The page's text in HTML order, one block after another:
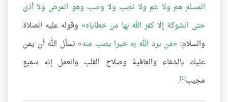
المسلم هم ولا غم ولا نصب ولا وصب وهو المرض ولا أذى
حتى الشوكة إلا كفر الله بها من خطاياه وقوله عليه الصلاة
والسلام: من يرد الله به خيرا يصب منه نسأل الله أن يمن
عليك بالشفاء والعافية وصلاح القلب والعمل إنه سميع
مجيب[1]
.